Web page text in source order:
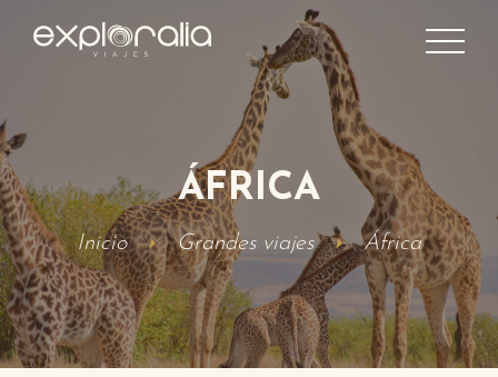
ÁFRICA
Inicio Grandes viajes África